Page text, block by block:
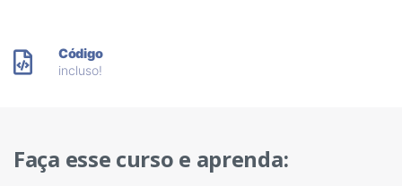
Código
incluso!
Faça esse curso e aprenda: